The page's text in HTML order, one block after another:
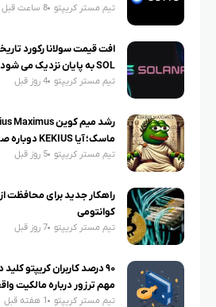
تیم مستر کریپتو 8 ساعت قبل
افت قیمت سولانا رکورد
SOL به پایان نزدیک می شود؟
تیم مستر کریپتو 4 روز قبل
ماسک؛ آیا KEKIUS دوباره صعود می کند؟
تیم مستر کریپتو 5 روز قبل
راهکار جدید برای محافظت
کوانتومی
تیم مستر کریپتو 7 روز قبل
۹۰ درصد کاربران کریپتو
مهم ترزور درباره مالکیت
تیم مستر کریپتو 1 هفته قبل